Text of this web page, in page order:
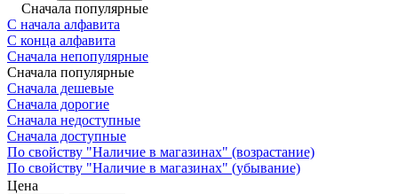
Сначала популярные
С начала алфавита
С конца алфавита
Сначала непопулярные
Сначала популярные
Сначала дешевые
Сначала дорогие
Сначала недоступные
Сначала доступные
По свойству "Наличие в магазинах" (возрастание)
По свойству "Наличие в магазинах" (убывание)
Цена